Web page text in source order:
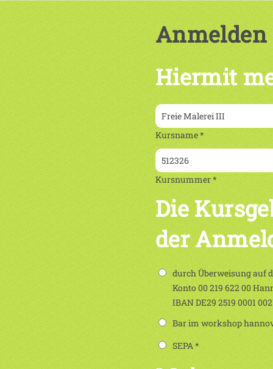
Anmelden
Hiermit
Kursname *
Kursnummer *
Die
der
durch Überweisung auf
Konto 00 219 622 00
IBAN DE29 2519 0001
Bar im workshop
SEPA *